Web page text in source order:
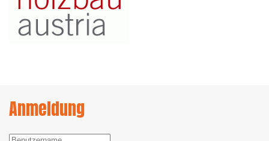
Anmeldung